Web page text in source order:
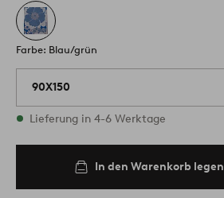
Farbe: Blau/grün
90X150
Vorrätig
Lieferung in 4-6 Werktage
In den Warenkorb legen